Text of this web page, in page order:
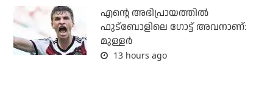
എന്റെ അഭിപ്രായത്തില്‍
ഫുട്‌ബോളിലെ ഗോട്ട് അവനാണ്:
മുള്ളര്‍
13 hours ago